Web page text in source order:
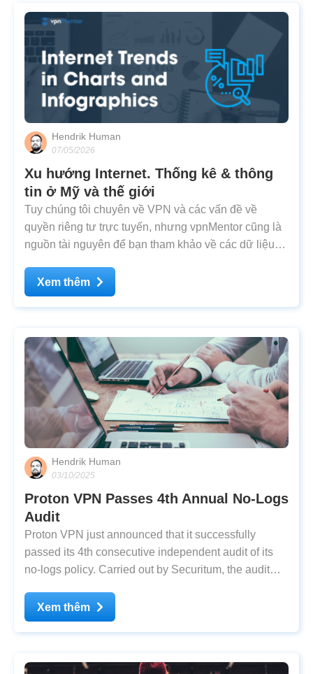
Hendrik Human
07/05/2026
Xu hướng Internet. Thống kê & thông
tin ở Mỹ và thế giới
Tuy chúng tôi chuyên về VPN và các vấn đề về
quyền riêng tư trực tuyến, nhưng vpnMentor cũng là
nguồn tài nguyên để bạn tham khảo về các dữ liệu
các website nghiên cứu đáng tin cậy nhất để giới
thiệu cho bạn loạt biểu đồ sau. Được nhóm theo chủ
Xem thêm
Hendrik Human
03/10/2025
Proton VPN Passes 4th Annual No-Logs
Audit
Proton VPN just announced that it successfully
passed its 4th consecutive independent audit of its
no-logs policy. Carried out by Securitum, the audit
server infrastructure in Zürich, Switzerland,
confirming that it does not collect its users’
Xem thêm